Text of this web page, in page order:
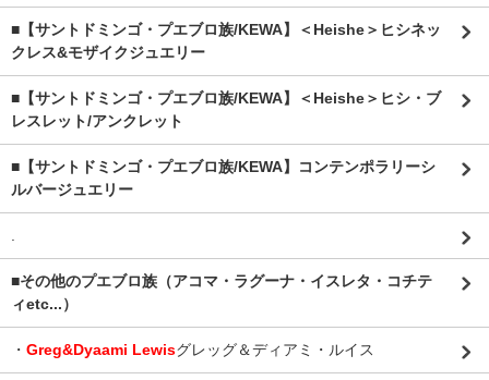
■【サントドミンゴ・プエブロ族/KEWA】＜Heishe＞ヒシネッ
クレス&モザイクジュエリー
■【サントドミンゴ・プエブロ族/KEWA】＜Heishe＞ヒシ・ブ
レスレット/アンクレット
■【サントドミンゴ・プエブロ族/KEWA】コンテンポラリーシ
ルバージュエリー
■その他のプエブロ族（アコマ・ラグーナ・イスレタ・コチテ
ィetc...）
・ Greg&Dyaami Lewisグレッグ＆ディアミ・ルイス